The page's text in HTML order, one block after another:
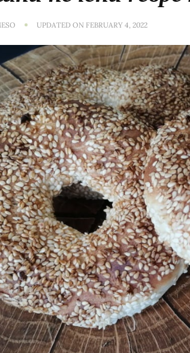
UPDATED ON FEBRUARY 4, 2022